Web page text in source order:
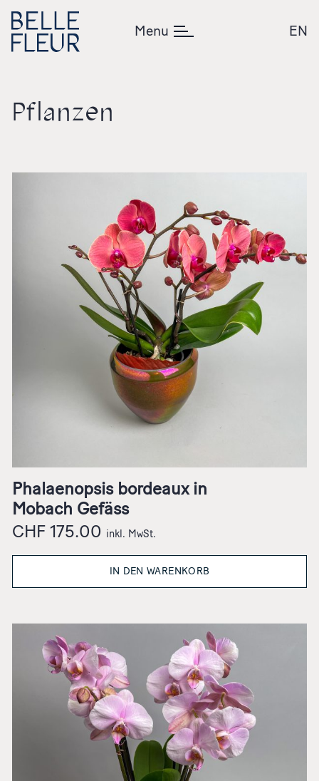
Zum Inhalt springen
Menu EN
Pflanzen
Phalaenopsis bordeaux in
Mobach Gefäss
CHF 175.00 inkl. MwSt.
IN DEN WARENKORB